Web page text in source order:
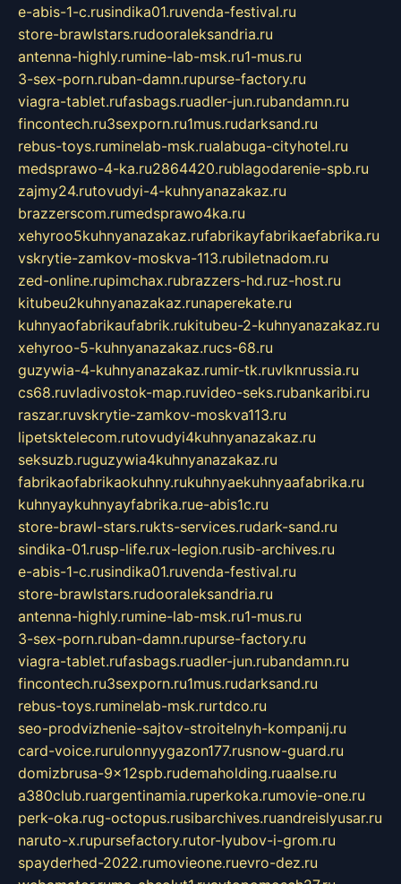
e-abis-1-c.rusindika01.ruvenda-festival.ru
store-brawlstars.rudooraleksandria.ru
antenna-highly.rumine-lab-msk.ru1-mus.ru
3-sex-porn.ruban-damn.rupurse-factory.ru
viagra-tablet.rufasbags.ruadler-jun.rubandamn.ru
fincontech.ru3sexporn.ru1mus.rudarksand.ru
rebus-toys.ruminelab-msk.rualabuga-cityhotel.ru
medsprawo-4-ka.ru2864420.rublagodarenie-spb.ru
zajmy24.rutovudyi-4-kuhnyanazakaz.ru
brazzerscom.rumedsprawo4ka.ru
xehyroo5kuhnyanazakaz.rufabrikayfabrikaefabrika.ru
vskrytie-zamkov-moskva-113.rubiletnadom.ru
zed-online.rupimchax.rubrazzers-hd.ruz-host.ru
kitubeu2kuhnyanazakaz.runaperekate.ru
kuhnyaofabrikaufabrik.rukitubeu-2-kuhnyanazakaz.ru
xehyroo-5-kuhnyanazakaz.rucs-68.ru
guzywia-4-kuhnyanazakaz.rumir-tk.ruvlknrussia.ru
cs68.ruvladivostok-map.ruvideo-seks.rubankaribi.ru
raszar.ruvskrytie-zamkov-moskva113.ru
lipetsktelecom.rutovudyi4kuhnyanazakaz.ru
seksuzb.ruguzywia4kuhnyanazakaz.ru
fabrikaofabrikaokuhny.rukuhnyaekuhnyaafabrika.ru
kuhnyaykuhnyayfabrika.rue-abis1c.ru
store-brawl-stars.rukts-services.rudark-sand.ru
sindika-01.rusp-life.rux-legion.rusib-archives.ru
e-abis-1-c.rusindika01.ruvenda-festival.ru
store-brawlstars.rudooraleksandria.ru
antenna-highly.rumine-lab-msk.ru1-mus.ru
3-sex-porn.ruban-damn.rupurse-factory.ru
viagra-tablet.rufasbags.ruadler-jun.rubandamn.ru
fincontech.ru3sexporn.ru1mus.rudarksand.ru
rebus-toys.ruminelab-msk.rurtdco.ru
seo-prodvizhenie-sajtov-stroitelnyh-kompanij.ru
card-voice.rurulonnyygazon177.rusnow-guard.ru
domizbrusa-9x12spb.rudemaholding.ruaalse.ru
a380club.ruargentinamia.ruperkoka.rumovie-one.ru
perk-oka.rug-octopus.rusibarchives.ruandreislyusar.ru
naruto-x.rupursefactory.rutor-lyubov-i-grom.ru
spayderhed-2022.rumovieone.ruevro-dez.ru